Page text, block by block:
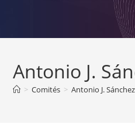
Antonio J.
> Comités > Antonio J.